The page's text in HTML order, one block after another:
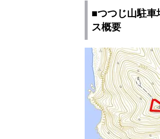
■つつじ山駐
ス概要